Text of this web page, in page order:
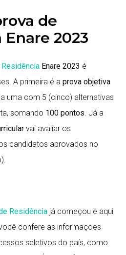
de
2023
Residência Enare 2023 é
A primeira é a prova objetiva
uma com 5 (cinco) alternativas
somando 100 pontos. Já a
vai avaliar os
candidatos aprovados no
Residência já começou e aqui
confere as informações
seletivos do país, como